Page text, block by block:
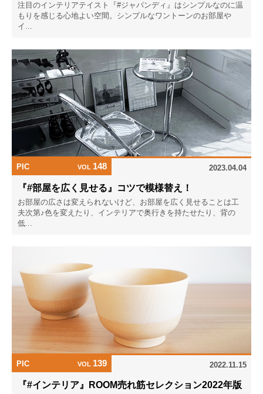
注目のインテリアテイスト『#ジャパンディ』はシンプルなのに温
もりを感じる心地よい空間。シンプルなワントーンのお部屋や
イ...
PIC VOL 148 2023.04.04
『#部屋を広く見せる』コツで模様替え！
お部屋の広さは変えられないけど、お部屋を広く見せることは工
夫次第♪色を変えたり、インテリアで奥行きを持たせたり、背の
低...
PIC VOL 139 2022.11.15
『#インテリア』ROOM売れ筋セレクション2022年版